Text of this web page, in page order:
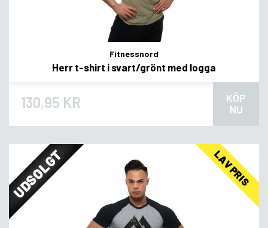
Fitnessnord
Herr t-shirt i svart/grönt med logga
130,95 KR
KÖP
NU
UDSOLGT LAV PRIS